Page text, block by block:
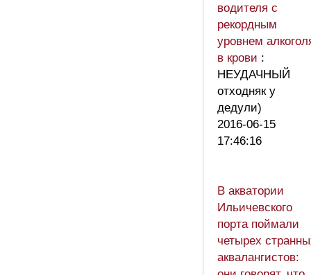
водителя с
рекордным
уровнем
в крови :
НЕУДАЧНЫЙ
отходняк у
дедули)
2016-06-15
17:46:16
В акватории
Ильичевского
порта поймали
четырех
аквалангистов: